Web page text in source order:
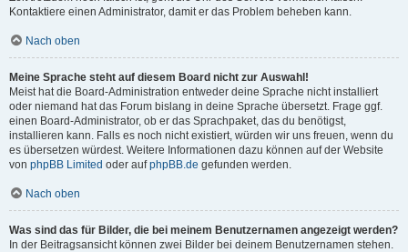
Kontaktiere einen Administrator, damit er das Problem beheben kann.
Nach oben
Meine Sprache steht auf diesem Board nicht zur Auswahl!
Meist hat die Board-Administration entweder deine Sprache nicht installiert
oder niemand hat das Forum bislang in deine Sprache übersetzt. Frage ggf.
einen Board-Administrator, ob er das Sprachpaket, das du benötigst,
installieren kann. Falls es noch nicht existiert, würden wir uns freuen, wenn du
es übersetzen würdest. Weitere Informationen dazu können auf der Website
von phpBB Limited oder aufphpBB.de gefunden werden.
Nach oben
Was sind das für Bilder, die bei meinem Benutzernamen angezeigt werden?
In der Beitragsansicht können zwei Bilder bei deinem Benutzernamen stehen.